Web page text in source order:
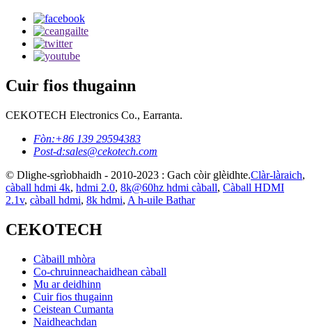
Cuir fios thugainn
CEKOTECH Electronics Co., Earranta.
Fòn:+86 139 29594383
Post-d:sales@cekotech.com
© Dlighe-sgrìobhaidh - 2010-2023 : Gach còir glèidhte.Clàr-làraich,
càball hdmi 4k, hdmi 2.0, 8k@60hz hdmi càball, Càball HDMI
2.1v, càball hdmi, 8k hdmi, A h-uile Bathar
CEKOTECH
Càbaill mhòra
Co-chruinneachaidhean càball
Mu ar deidhinn
Cuir fios thugainn
Ceistean Cumanta
Naidheachdan